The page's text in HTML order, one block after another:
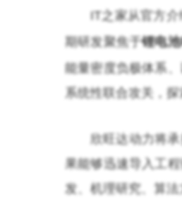
IT之家从官方
期研发聚焦于锂电
能量密度负极体系
系统性联合攻关，
欣旺达动力将
果能够迅速导入工
发、机理研究、算